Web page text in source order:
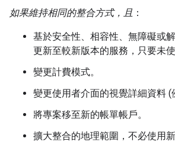
如果維持相同的整合方式，且 ：
基於安全性、相容性、無障礙或
更新至較新版本的服務，只要未
變更計費模式。
變更使用者介面的視覺詳細資料 (
將專案移至新的帳單帳戶。
擴大整合的地理範圍，不必使用新